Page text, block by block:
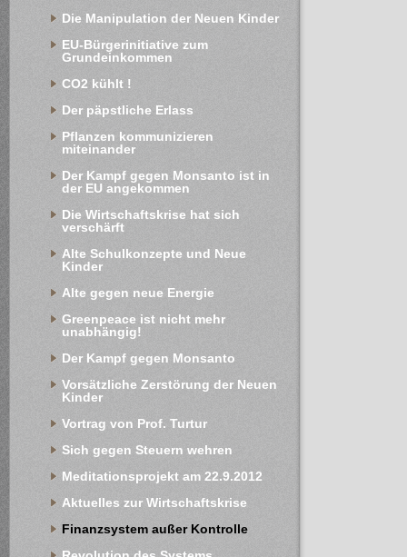
Die Manipulation der Neuen Kinder
EU-Bürgerinitiative zum
Grundeinkommen
CO2 kühlt !
Der päpstliche Erlass
Pflanzen kommunizieren
miteinander
Der Kampf gegen Monsanto ist in
der EU angekommen
Die Wirtschaftskrise hat sich
verschärft
Alte Schulkonzepte und Neue
Kinder
Alte gegen neue Energie
Greenpeace ist nicht mehr
unabhängig!
Der Kampf gegen Monsanto
Vorsätzliche Zerstörung der Neuen
Kinder
Vortrag von Prof. Turtur
Sich gegen Steuern wehren
Meditationsprojekt am 22.9.2012
Aktuelles zur Wirtschaftskrise
Finanzsystem außer Kontrolle